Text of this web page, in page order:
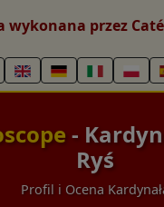
wykonana przez
-
Ryś
Profil i Ocena